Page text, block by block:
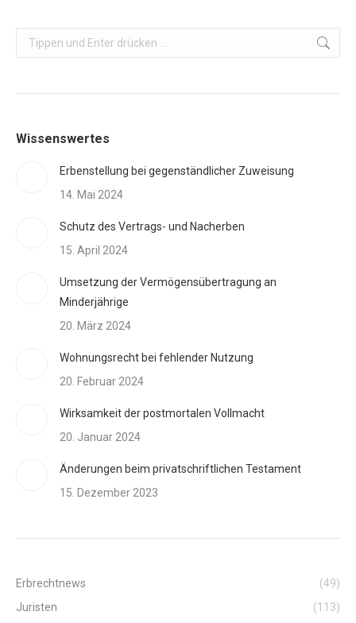
Search:
Wissenswertes
Erbenstellung bei gegenständlicher Zuweisung
14. Mai 2024
Schutz des Vertrags- und Nacherben
15. April 2024
Umsetzung der Vermögensübertragung an
Minderjährige
20. März 2024
Wohnungsrecht bei fehlender Nutzung
20. Februar 2024
Wirksamkeit der postmortalen Vollmacht
20. Januar 2024
Änderungen beim privatschriftlichen Testament
15. Dezember 2023
Erbrechtnews
(49)
Juristen
(113)